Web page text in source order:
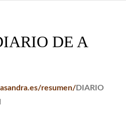
DE A
resumen/DIARIO